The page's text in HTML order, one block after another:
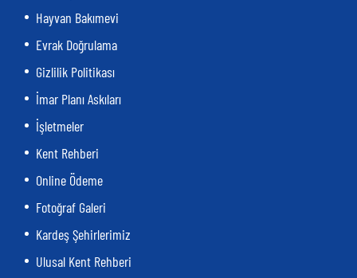
Hayvan Bakımevi
Evrak Doğrulama
Gizlilik Politikası
İmar Planı Askıları
İşletmeler
Kent Rehberi
Online Ödeme
Fotoğraf Galeri
Kardeş Şehirlerimiz
Ulusal Kent Rehberi